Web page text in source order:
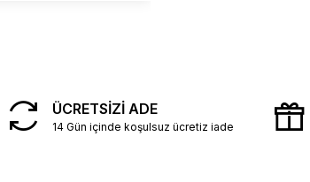
ÜCRETSİZİ ADE
14 Gün içinde koşulsuz ücretiz iade